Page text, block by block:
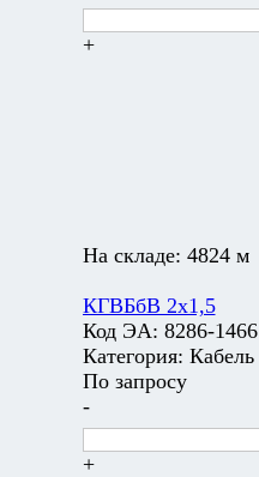
+
На складе: 4824 м
КГВБбВ 2х1,5
Код ЭА: 8286-1466
Категория: Кабель
По запросу
-
+